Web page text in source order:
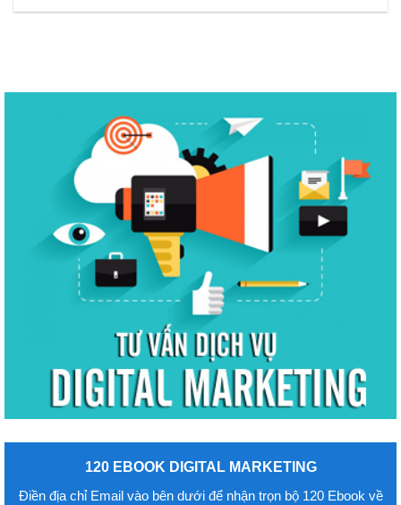
120 EBOOK DIGITAL MARKETING
Điền địa chỉ Email vào bên dưới để nhận trọn bộ 120 Ebook về